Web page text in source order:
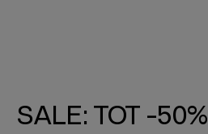
SALE: TOT -50%